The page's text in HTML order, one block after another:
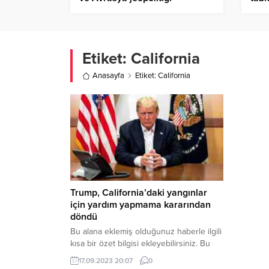
Etiket: California
Anasayfa Etiket: California
Trump, California’daki yangınlar
için yardım yapmama kararından
döndü
Bu alana eklemiş olduğunuz haberle ilgili
kısa bir özet bilgisi ekleyebilirsiniz. Bu
metin yazı düzenleme sayfasında “Özet”
17.09.2023 20:07 0